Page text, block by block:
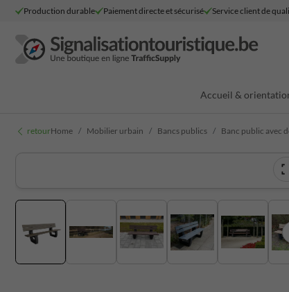
Production durable Paiement directe et sécurisé Service client de
Accueil &
retourHome Mobilier urbain Bancs publics Banc public avec